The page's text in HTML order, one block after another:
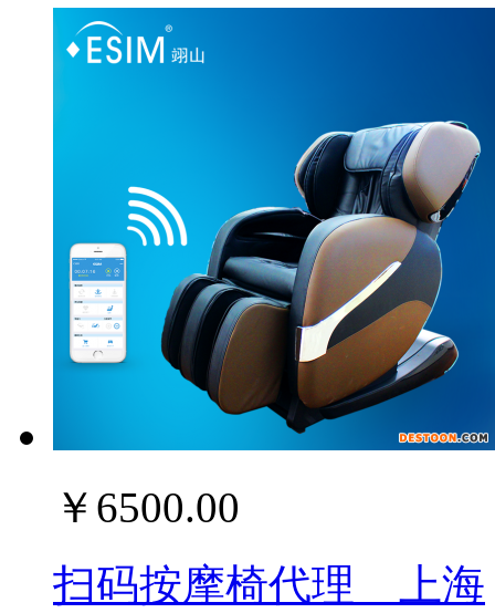
￥6500.00
扫码按摩椅代理__上海